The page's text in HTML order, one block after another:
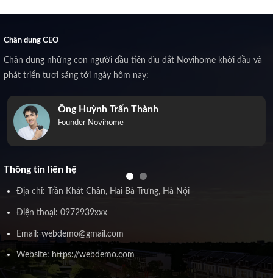
Chân dung CEO
Chân dung những con người đầu tiên dìu dắt Novihome khởi đầu và
phát triển tươi sáng tới ngày hôm nay:
Ông Huỳnh Trấn Thành
Founder Novihome
Thông tin liên hệ
Địa chỉ: Trần Khát Chân, Hai Bà Trưng, Hà Nội
Điện thoại: 0972939xxx
Email: webdemo@gmail.com
Website: https://webdemo.com